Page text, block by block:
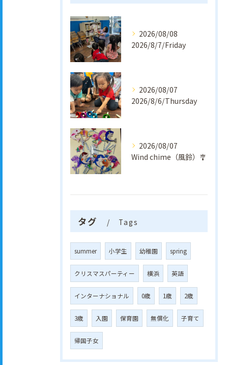
2026/08/08
2026/8/7/Friday
2026/08/07
2026/8/6/Thursday
2026/08/07
Wind chime（風鈴）🎐
タグ Tags
summer 小学生 幼稚園 spring
クリスマスパーティー 横浜 英語
インターナショナル 0歳 1歳 2歳
3歳 入園 保育園 無償化 子育て
帰国子女